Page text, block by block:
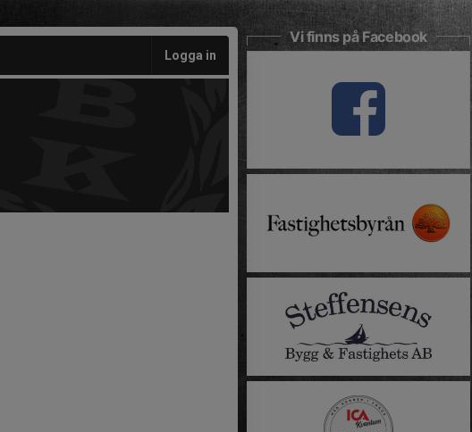
Logga in
Vi finns på Facebook